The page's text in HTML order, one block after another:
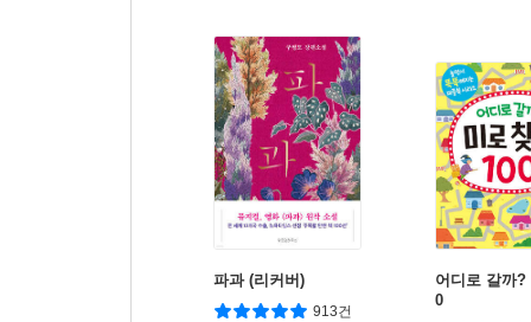
파과 (리커버)
913건
어디로 갈까
0